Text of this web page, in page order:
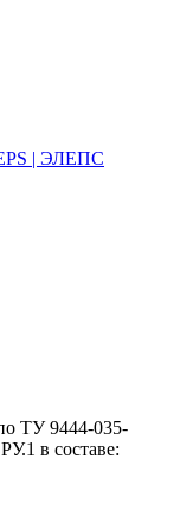
| ЭЛЕПС
ТУ 9444-035-
в составе: